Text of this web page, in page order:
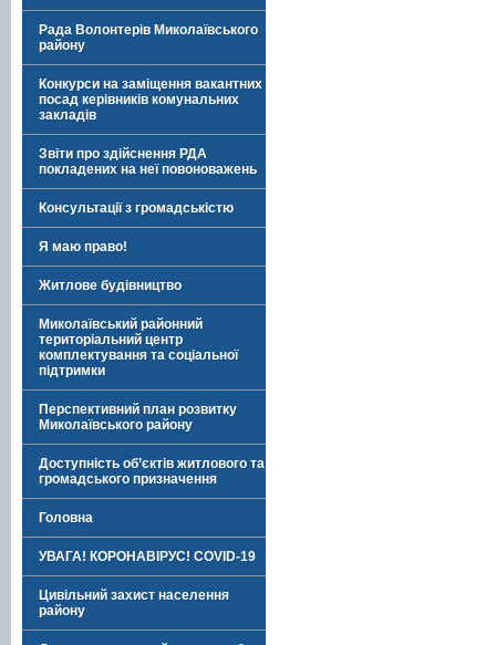
Рада Волонтерів Миколаївського
району
Конкурси на заміщення вакантних
посад керівників комунальних
закладів
Звіти про здійснення РДА
покладених на неї повоноважень
Консультації з громадськістю
Я маю право!
Житлове будівництво
Миколаївський районний
територіальний центр
комплектування та соціальної
підтримки
Перспективний план розвитку
Миколаївського району
Доступність об’єктів житлового та
громадського призначення
Головна
УВАГА! КОРОНАВІРУС! COVID-19
Цивільний захист населення
району